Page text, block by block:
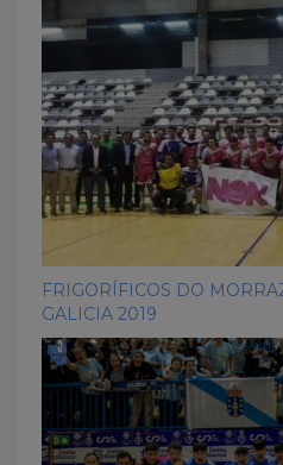
FRIGORÍFICOS DO
GALICIA 2019